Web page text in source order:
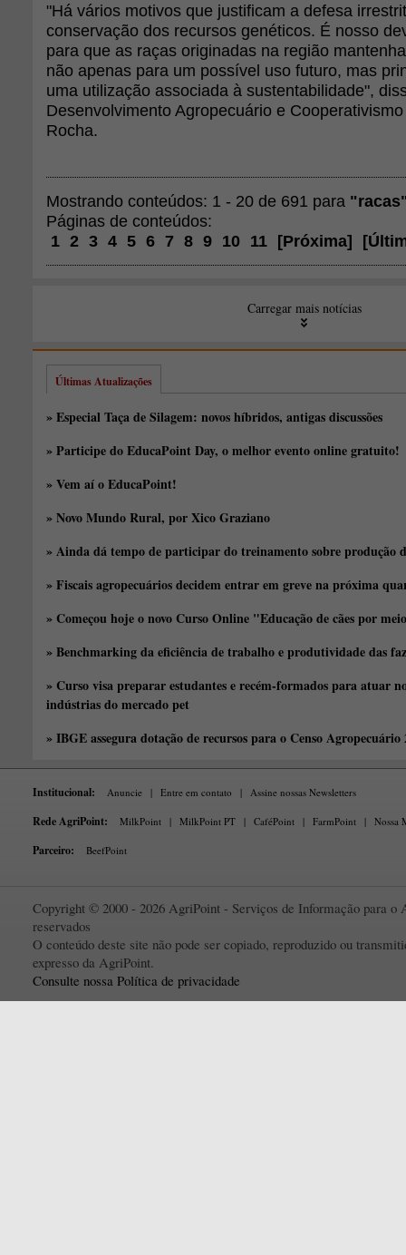
"Há vários motivos que justificam a defesa
conservação dos recursos genéticos. É nosso
para que as raças originadas na região
não apenas para um possível uso futuro, mas
uma utilização associada à sustentabilidade",
Desenvolvimento Agropecuário e
Rocha.
Mostrando conteúdos: 1 - 20 de 691 para
Páginas de conteúdos:
1 2 3 4 5 6 7 8 9 10 11 [Próxima] [
Carregar mais notícias
Últimas Atualizações
» Especial Taça de Silagem: novos híbridos, antigas discussões
» Participe do EducaPoint Day, o melhor evento online gratuito!
» Vem aí o EducaPoint!
» Novo Mundo Rural, por Xico Graziano
» Ainda dá tempo de participar do treinamento sobre produção
» Fiscais agropecuários decidem entrar em greve na próxima
» Começou hoje o novo Curso Online "Educação de cães por
» Benchmarking da eficiência de trabalho e produtividade das
» Curso visa preparar estudantes e recém-formados para atuar
indústrias do mercado pet
» IBGE assegura dotação de recursos para o Censo Agropecuário
Institucional: Anuncie | Entre em contato | Assine nossas Newsletters
Rede AgriPoint: MilkPoint | MilkPoint PT | CaféPoint | FarmPoint | Nossa
Parceiro: BeefPoint
Copyright © 2000 - 2026 AgriPoint - Serviços de Informação para o
reservados
O conteúdo deste site não pode ser copiado, reproduzido ou
expresso da AgriPoint.
Consulte nossa Política de privacidade